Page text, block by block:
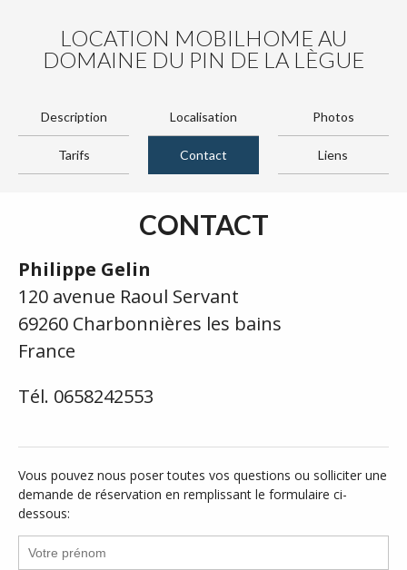
LOCATION MOBILHOME AU
DOMAINE DU PIN DE LA LÈGUE
Description Localisation Photos
Tarifs Contact Liens
CONTACT
Philippe Gelin
120 avenue Raoul Servant
69260 Charbonnières les bains
France
Tél. 0658242553
Vous pouvez nous poser toutes vos questions ou solliciter une
demande de réservation en remplissant le formulaire ci-
dessous: